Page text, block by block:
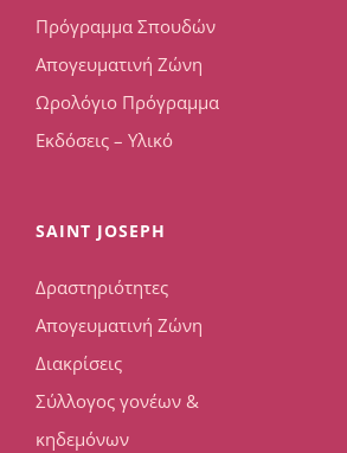
Πρόγραμμα Σπουδών
Απογευματινή Ζώνη
Ωρολόγιο Πρόγραμμα
Εκδόσεις – Υλικό
SAINT JOSEPH
Δραστηριότητες
Απογευματινή Ζώνη
Διακρίσεις
Σύλλογος γονέων &
κηδεμόνων